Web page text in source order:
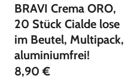
BRAVI Crema ORO,
20 Stück Cialde lose
im Beutel, Multipack,
aluminiumfrei!
8,90 €